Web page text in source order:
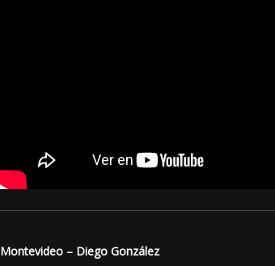
Montevideo – Diego González